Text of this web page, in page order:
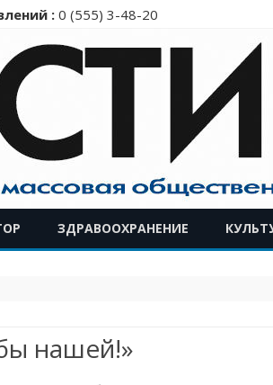
: 0 (555) 3-48-20
к
содержимому
ЗДРАВООХРАНЕНИЕ
нашей!»